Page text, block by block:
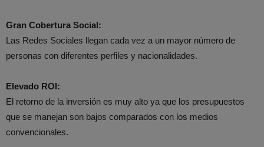
Gran Cobertura Social:
Las Redes Sociales llegan cada vez a un mayor número de
personas con diferentes perfiles y nacionalidades.
Elevado ROI:
El retorno de la inversión es muy alto ya que los presupuestos
que se manejan son bajos comparados con los medios
convencionales.